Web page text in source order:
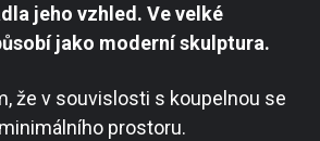
jeho vzhled. Ve velké
jako moderní skulptura.
že v souvislosti s koupelnou se
prostoru.